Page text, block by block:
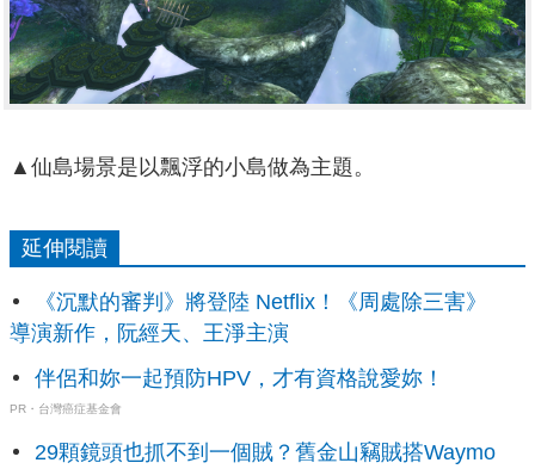
▲仙島場景是以飄浮的小島做為主題。
延伸閱讀
《沉默的審判》將登陸 Netflix！《周處除三害》
導演新作，阮經天、王淨主演
伴侶和妳一起預防HPV，才有資格說愛妳！
PR・台灣癌症基金會
29顆鏡頭也抓不到一個賊？舊金山竊賊搭Waymo